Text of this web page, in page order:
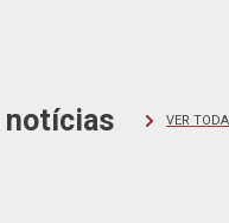
notícias VER